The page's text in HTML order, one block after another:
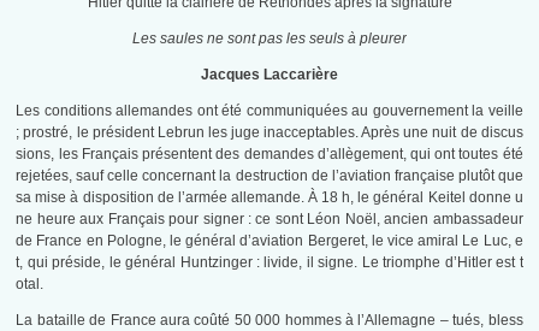
Les saules ne sont pas les seuls à pleurer
Jacques Laccarière
Les conditions allemandes ont été communiquées au gouvernement la veille
; prostré, le président Lebrun les juge inacceptables. Après une nuit de discus
sions, les Français présentent des demandes d’allègement, qui ont toutes été
rejetées, sauf celle concernant la destruction de l’aviation française plutôt que
sa mise à disposition de l’armée allemande. À 18 h, le général Keitel donne u
ne heure aux Français pour signer : ce sont Léon Noël, ancien ambassadeur
de France en Pologne, le général d’aviation Bergeret, le vice amiral Le Luc, e
t, qui préside, le général Huntzinger : livide, il signe. Le triomphe d’Hitler est t
otal.
La bataille de France aura coûté 50 000 hommes à l’Allemagne – tués, bless